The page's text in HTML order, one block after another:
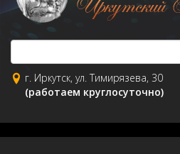
г. Иркутск, ул. Тимирязева, 30
(работаем круглосуточно)